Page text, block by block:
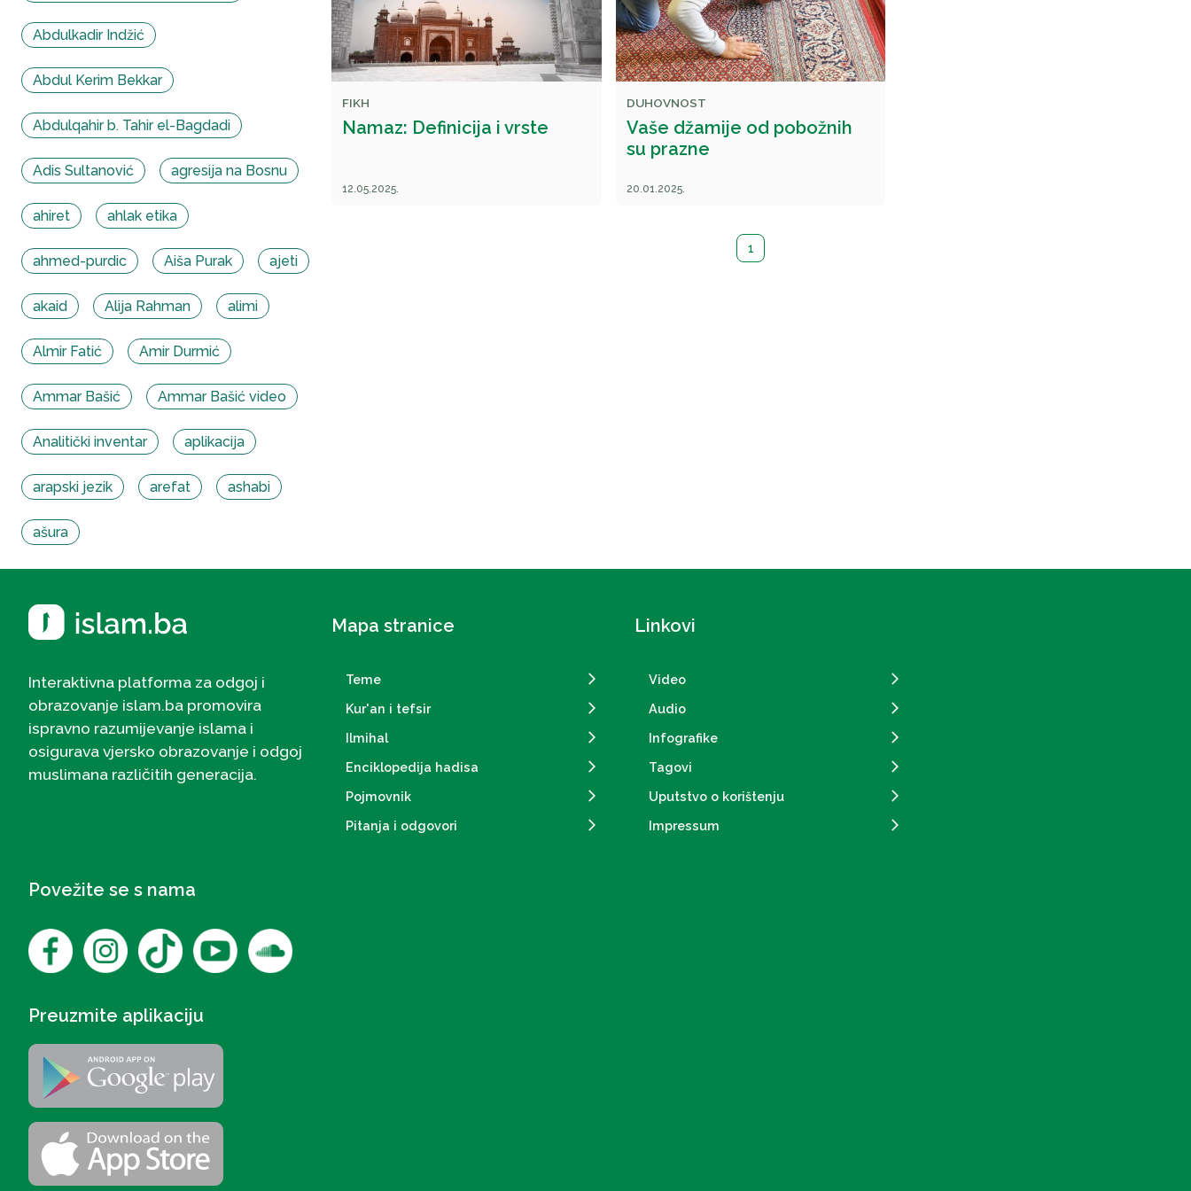
Abdulkadir Indžić
Abdul Kerim Bekkar
Abdulqahir b. Tahir el-Bagdadi
Adis Sultanović agresija na Bosnu
ahiret ahlak etika
ahmed-purdic Aiša Purak ajeti
akaid Alija Rahman alimi
Almir Fatić Amir Durmić
Ammar Bašić Ammar Bašić video
Analitički inventar aplikacija
arapski jezik arefat ashabi
ašura
FIKH
Namaz: Definicija i vrste
12.05.2025.
DUHOVNOST
Vaše džamije od pobožnih
su prazne
20.01.2025.
1
Interaktivna platforma za odgoj i
obrazovanje islam.ba promovira
ispravno razumijevanje islama i
osigurava vjersko obrazovanje i odgoj
muslimana različitih generacija.
Mapa stranice
Teme
Kur'an i tefsir
Ilmihal
Enciklopedija hadisa
Pojmovnik
Pitanja i odgovori
Linkovi
Video
Audio
Infografike
Tagovi
Uputstvo o korištenju
Impressum
Povežite se s nama
Preuzmite aplikaciju